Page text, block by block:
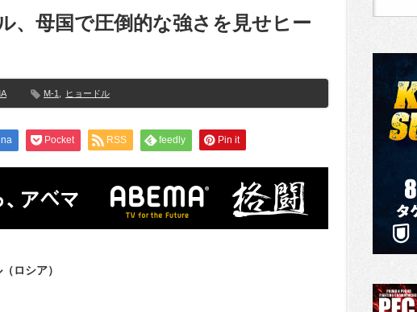
、母国で圧倒的な強さを見せヒー
M-1 ヒョードル
Pocket RSS feedly Pin it
ロシア）